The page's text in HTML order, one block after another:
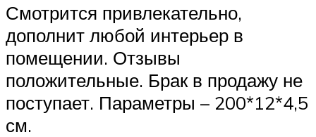
Смотрится привлекательно,
дополнит любой интерьер в
помещении. Отзывы
положительные. Брак в продажу не
поступает. Параметры – 200*12*4,5
см.